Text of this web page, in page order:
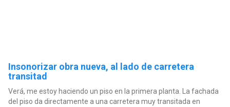
Insonorizar obra nueva, al lado de carretera
transitad
Verá, me estoy haciendo un piso en la primera planta. La fachada
del piso da directamente a una carretera muy transitada en